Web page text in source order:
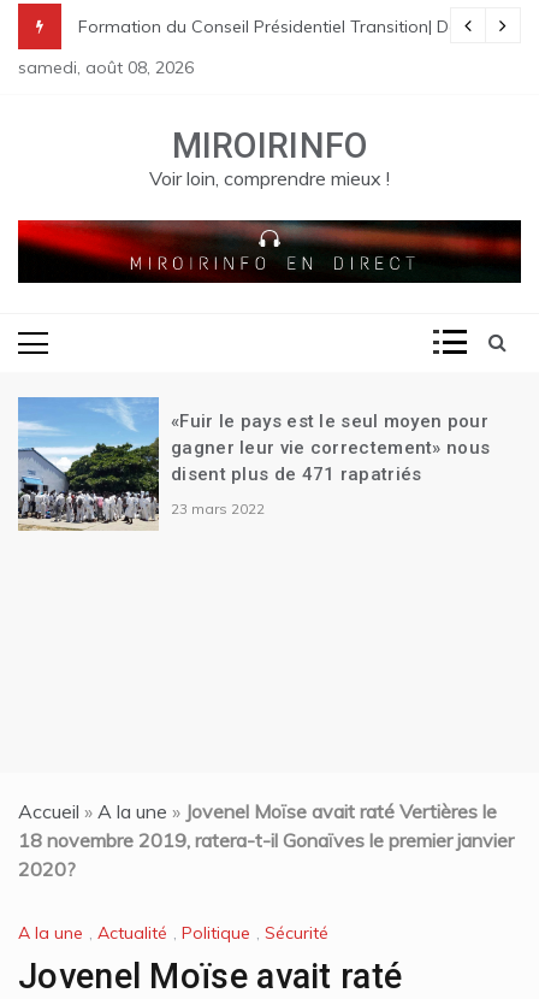
content
à St Raphael | Le premier Garry Conille rencontre les
pénale en Haïti
Transition| Ariel Henry remet sa démission| Le Canada se
Formation du Conseil Présidentiel Transition|
samedi, août 08, 2026
MIROIRINFO
Voir loin, comprendre mieux !
«Fuir le pays est le seul moyen pour
gagner leur vie correctement» nous
disent plus de 471 rapatriés
23 mars 2022
Accueil » A la une » Jovenel Moïse avait raté Vertières le
18 novembre 2019, ratera-t-il Gonaïves le premier janvier
2020?
A la une , Actualité , Politique , Sécurité
Jovenel Moïse avait raté